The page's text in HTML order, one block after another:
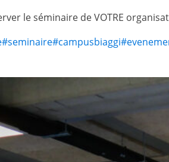
le séminaire de VOTRE
#seminaire#campusbiaggi